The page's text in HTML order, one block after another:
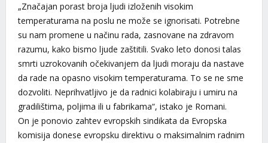
„Značajan porast broja ljudi izloženih visokim
temperaturama na poslu ne može se ignorisati. Potrebne
su nam promene u načinu rada, zasnovane na zdravom
razumu, kako bismo ljude zaštitili. Svako leto donosi talas
smrti uzrokovanih očekivanjem da ljudi moraju da nastave
da rade na opasno visokim temperaturama. To se ne sme
dozvoliti. Neprihvatljivo je da radnici kolabiraju i umiru na
gradilištima, poljima ili u fabrikama“, istako je Romani.
On je ponovio zahtev evropskih sindikata da Evropska
komisija donese evropsku direktivu o maksimalnim radnim